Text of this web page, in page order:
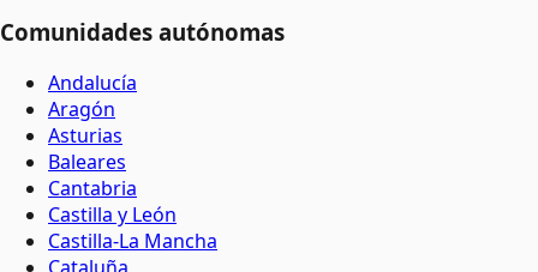
Comunidades autónomas
Andalucía
Aragón
Asturias
Baleares
Cantabria
Castilla y León
Castilla-La Mancha